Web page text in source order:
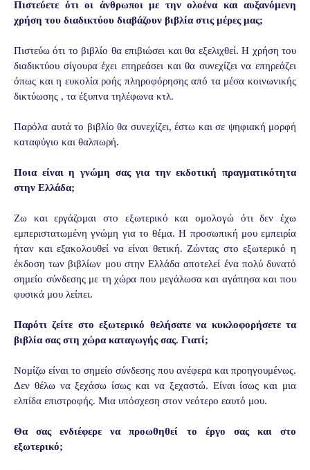
Πιστεύετε ότι οι άνθρωποι με την ολοένα και αυξανόμενη
χρήση του διαδικτύου διαβάζουν βιβλία στις μέρες μας;
Πιστεύω ότι το βιβλίο θα επιβιώσει και θα εξελιχθεί. Η χρήση του
διαδικτύου σίγουρα έχει επηρεάσει και θα συνεχίζει να επηρεάζει
όπως και η ευκολία ροής πληροφόρησης από τα μέσα κοινωνικής
δικτύωσης , τα έξυπνα τηλέφωνα κτλ.
Παρόλα αυτά το βιβλίο θα συνεχίζει, έστω και σε ψηφιακή μορφή
καταφύγιο και θαλπωρή.
Ποια είναι η γνώμη σας για την εκδοτική πραγματικότητα
στην Ελλάδα;
Ζω και εργάζομαι στο εξωτερικό και ομολογώ ότι δεν έχω
εμπεριστατωμένη γνώμη για το θέμα. Η προσωπική μου εμπειρία
ήταν και εξακολουθεί να είναι θετική. Ζώντας στο εξωτερικό η
έκδοση των βιβλίων μου στην Ελλάδα αποτελεί ένα πολύ δυνατό
σημείο σύνδεσης με τη χώρα που μεγάλωσα και αγάπησα και που
φυσικά μου λείπει.
Παρότι ζείτε στο εξωτερικό θελήσατε να κυκλοφορήσετε τα
βιβλία σας στη χώρα καταγωγής σας. Γιατί;
Νομίζω είναι το σημείο σύνδεσης που ανέφερα και προηγουμένως.
Δεν θέλω να ξεχάσω ίσως και να ξεχαστώ. Είναι ίσως και μια
ελπίδα επιστροφής. Μια υπόσχεση στον νεότερο εαυτό μου.
Θα σας ενδιέφερε να προωθηθεί το έργο σας και στο
εξωτερικό;